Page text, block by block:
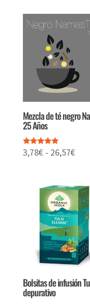
Mezcla de té negro
25 Años
Valorado
con
3,78€ - 26,57€
3,78€
hasta
Bolsitas de infusión
depurativo